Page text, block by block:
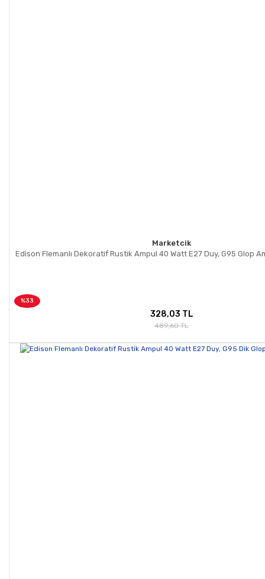
Marketcik
Edison Flemanlı Dekoratif Rustik Ampul 40 Watt E27 Duy, G95 Glop
%33
328,03 TL
489,60 TL